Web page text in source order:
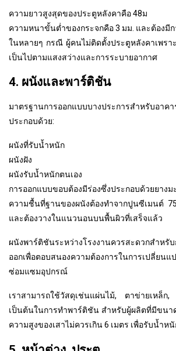
ความยาวสูงสุดของประตูหลังคาคือ 48ม
ความหนาขั้นต่ำของกระจกคือ 3 มม. และต้องมี
ในหลายๆ กรณี ผู้คนไม่ติดตั้งประตูหลังคาเพรา
เป็นไปตามแสงสว่างและการระบายอากาศ
4. ผนังและพาร์ติชัน
มาตรฐานการออกแบบบางประการสำหรับอาค
ประกอบด้วย:
ผนังที่รับน้ำหนัก
ผนังฝัง
ผนังรับน้ำหนักตนเอง
การออกแบบขอบต้องมีร่องซึ่งประกอบด้วยยาง
ความชื้นที่ฐานของผนังต้องทำจากปูนซีเมนต์
และต้องวางในแนวนอนบนพื้นผิวที่เสร็จแล้ว
ผนังพาร์ติชันระหว่างโรงงานควรสะดวกสำหรั
ออกเพื่อตอบสนองความต้องการในการเปลี่ยนแ
ซ่อมแซมอุปกรณ์
เราสามารถใช้วัสดุเช่นแผ่นไม้, ตาข่ายเหล็
เป็นต้นในการทำพาร์ติชัน สำหรับผู้ผลิตที่มีขนา
ความสูงของเสาไม่ควรเกิน 6 เมตร เพื่อรับน้ำห